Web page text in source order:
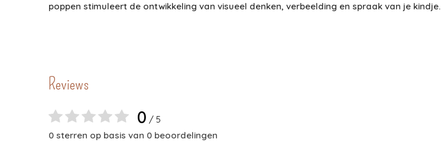
poppen stimuleert de ontwikkeling van visueel denken, verbeelding en spraak van je kindje.
Reviews
0 / 5
0 sterren op basis van 0 beoordelingen